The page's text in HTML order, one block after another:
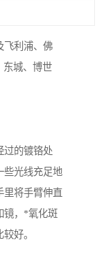
飞利浦、佛
东城、博世
过的镀铬处
些光线充足地
里将手臂伸直
镜，*氧化斑
好。